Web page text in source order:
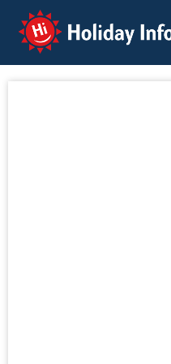
Holiday Info